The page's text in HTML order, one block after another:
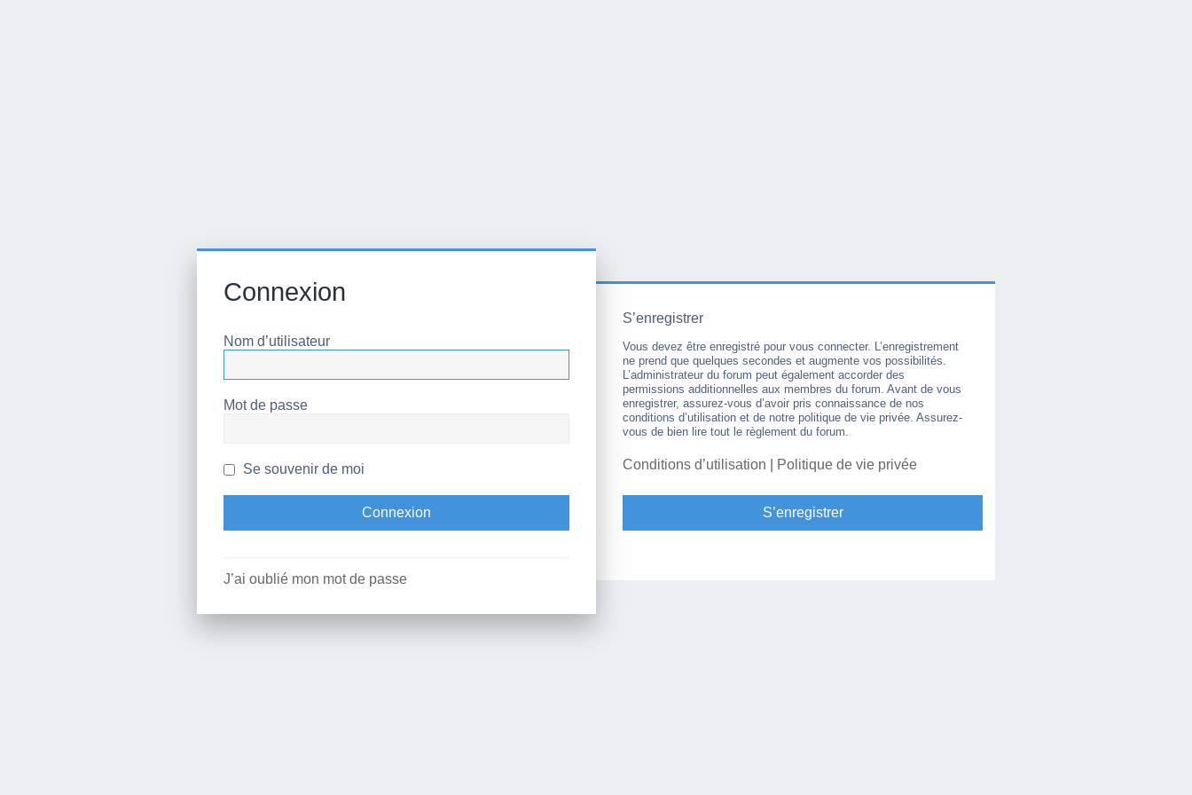
Connexion
Nom d’utilisateur
Mot de passe
Se souvenir de moi
J’ai oublié mon mot de passe
S’enregistrer
Vous devez être enregistré pour vous connecter. L’enregistrement
ne prend que quelques secondes et augmente vos possibilités.
L’administrateur du forum peut également accorder des
permissions additionnelles aux membres du forum. Avant de vous
enregistrer, assurez-vous d’avoir pris connaissance de nos
conditions d’utilisation et de notre politique de vie privée. Assurez-
vous de bien lire tout le règlement du forum.
Conditions d’utilisation Politique de vie privée
S’enregistrer